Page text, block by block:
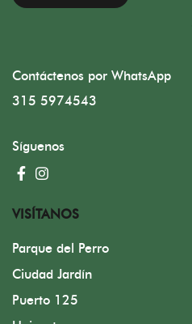
Contáctenos por WhatsApp
315 5974543
Síguenos
VISÍTANOS
Parque del Perro
Ciudad Jardín
Puerto 125